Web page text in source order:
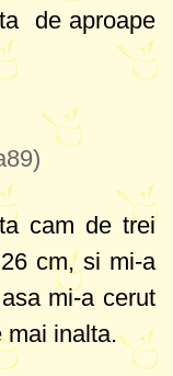
de aproape
cam de trei
cm, si mi-a
mi-a cerut
mai inalta.